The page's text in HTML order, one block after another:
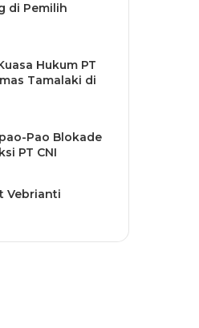
di Pemilih
Hukum PT
Tamalaki di
Pao Blokade
PT CNI
Vebrianti